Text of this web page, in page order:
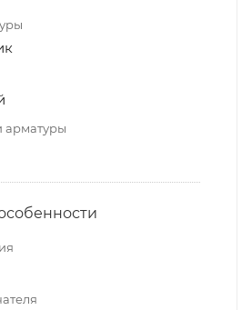
арматуры